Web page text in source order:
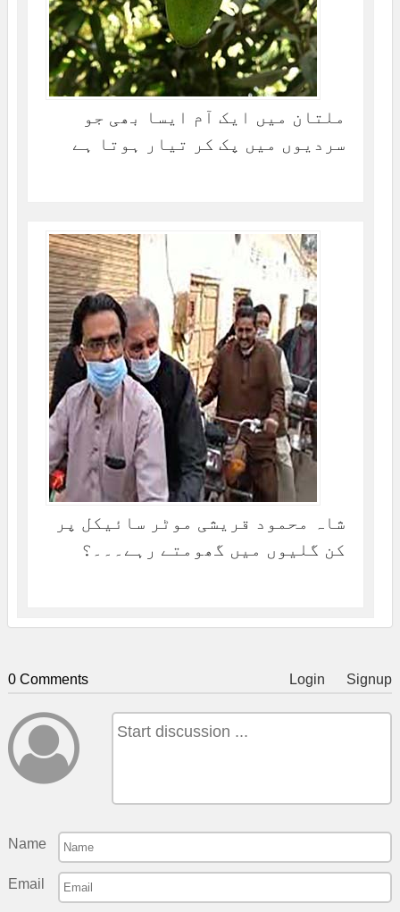
ملتان میں ایک آم ایسا بھی جو
سردیوں میں پک کر تیار ہوتا ہے
شاہ محمود قریشی موٹر سائیکل پر
کن گلیوں میں گھومتے رہے۔۔۔؟
0 Comments Login Signup
Name
Email